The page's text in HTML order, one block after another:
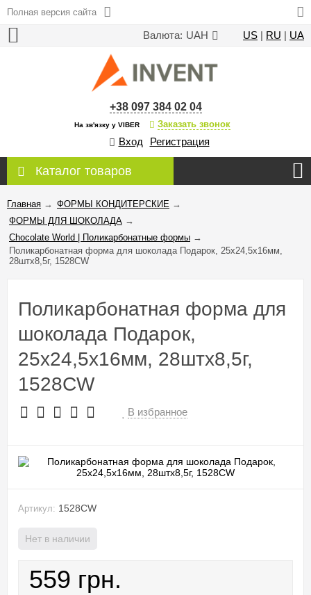
Полная версия сайта
Валюта: UAH US | RU | UA
+38 097 384 02 04
На зв'язку у VIBER Заказать звонок
Вход Регистрация
Каталог товаров
Главная → ФОРМЫ КОНДИТЕРСКИЕ →
ФОРМЫ ДЛЯ ШОКОЛАДА →
Chocolate World | Поликарбонатные формы →
Поликарбонатная форма для шоколада Подарок, 25х24,5х16мм,
28штх8,5г, 1528CW
Поликарбонатная форма для
шоколада Подарок,
25х24,5х16мм, 28штх8,5г,
1528CW
В избранное
Артикул: 1528CW
Нет в наличии
559 грн.